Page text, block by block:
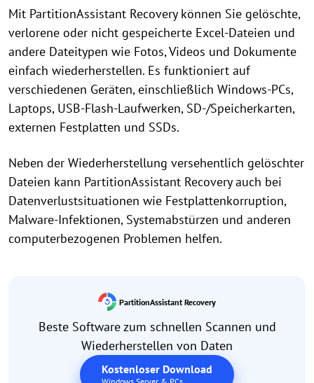
Mit PartitionAssistant Recovery können Sie gelöschte,
verlorene oder nicht gespeicherte Excel-Dateien und
andere Dateitypen wie Fotos, Videos und Dokumente
einfach wiederherstellen. Es funktioniert auf
verschiedenen Geräten, einschließlich Windows-PCs,
Laptops, USB-Flash-Laufwerken, SD-/Speicherkarten,
externen Festplatten und SSDs.
Neben der Wiederherstellung versehentlich gelöschter
Dateien kann PartitionAssistant Recovery auch bei
Datenverlustsituationen wie Festplattenkorruption,
Malware-Infektionen, Systemabstürzen und anderen
computerbezogenen Problemen helfen.
PartitionAssistant Recovery
Beste Software zum schnellen Scannen und
Wiederherstellen von Daten
Kostenloser Download